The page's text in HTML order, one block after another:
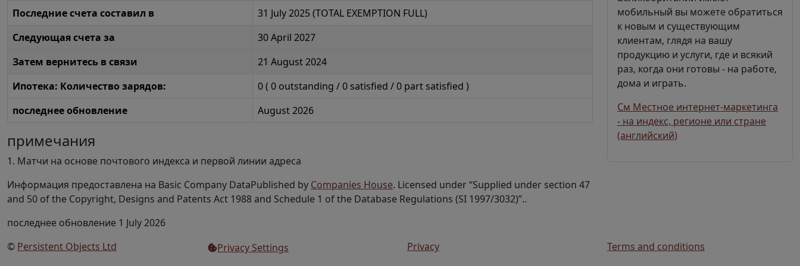
Последние счета составил в
31 July 2025 (TOTAL EXEMPTION FULL)
Следующая счета за
30 April 2027
Затем вернитесь в связи
21 August 2024
Ипотека: Количество зарядов:
0( 0 outstanding /0 satisfied /0 part satisfied )
последнее обновление
August 2026
примечания
1. Матчи на основе почтового индекса и первой линии адреса
Информация предоставлена на Basic Company DataPublished by Companies House. Licensed under “Supplied under section 47
and 50 of the Copyright, Designs and Patents Act 1988 and Schedule 1 of the Database Regulations (SI 1997/3032)”..
последнее обновление 1 July 2026
мобильный вы можете обратиться
к новым и существующим
клиентам, глядя на вашу
продукцию и услуги, где и всякий
раз, когда они готовы - на работе,
дома и играть.
См Местное интернет-маркетинга
- на индекс, регионе или стране
(английский)
© Persistent Objects Ltd Privacy Settings Privacy Terms and conditions